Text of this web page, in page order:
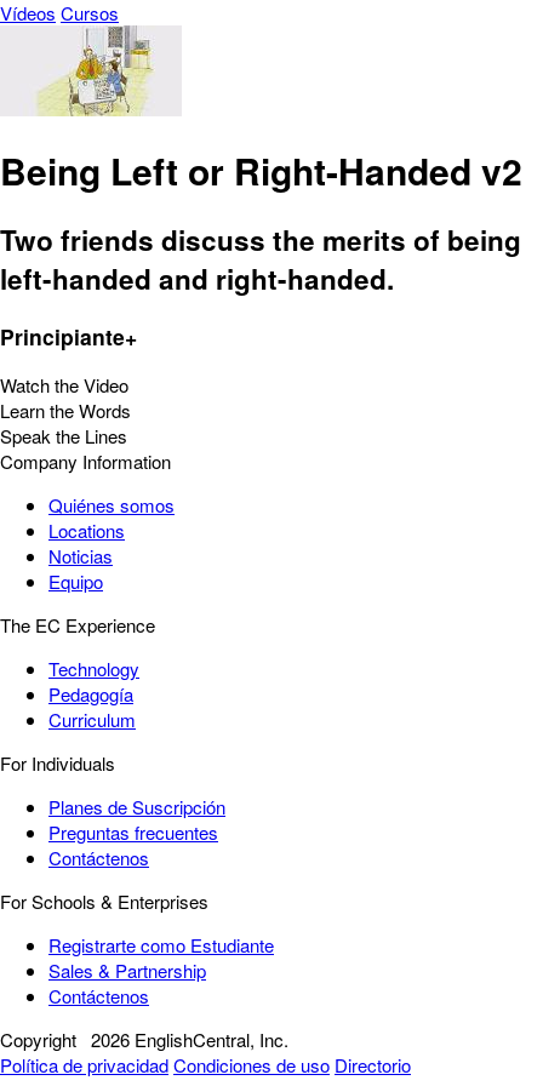
Vídeos Cursos
Being Left or Right-Handed v2
Two friends discuss the merits of being
left-handed and right-handed.
Principiante+
Watch the Video
Learn the Words
Speak the Lines
Company Information
Quiénes somos
Locations
Noticias
Equipo
The EC Experience
Technology
Pedagogía
Curriculum
For Individuals
Planes de Suscripción
Preguntas frecuentes
Contáctenos
For Schools & Enterprises
Registrarte como Estudiante
Sales & Partnership
Contáctenos
Copyright 2026 EnglishCentral, Inc.
Política de privacidadCondiciones de uso Directorio